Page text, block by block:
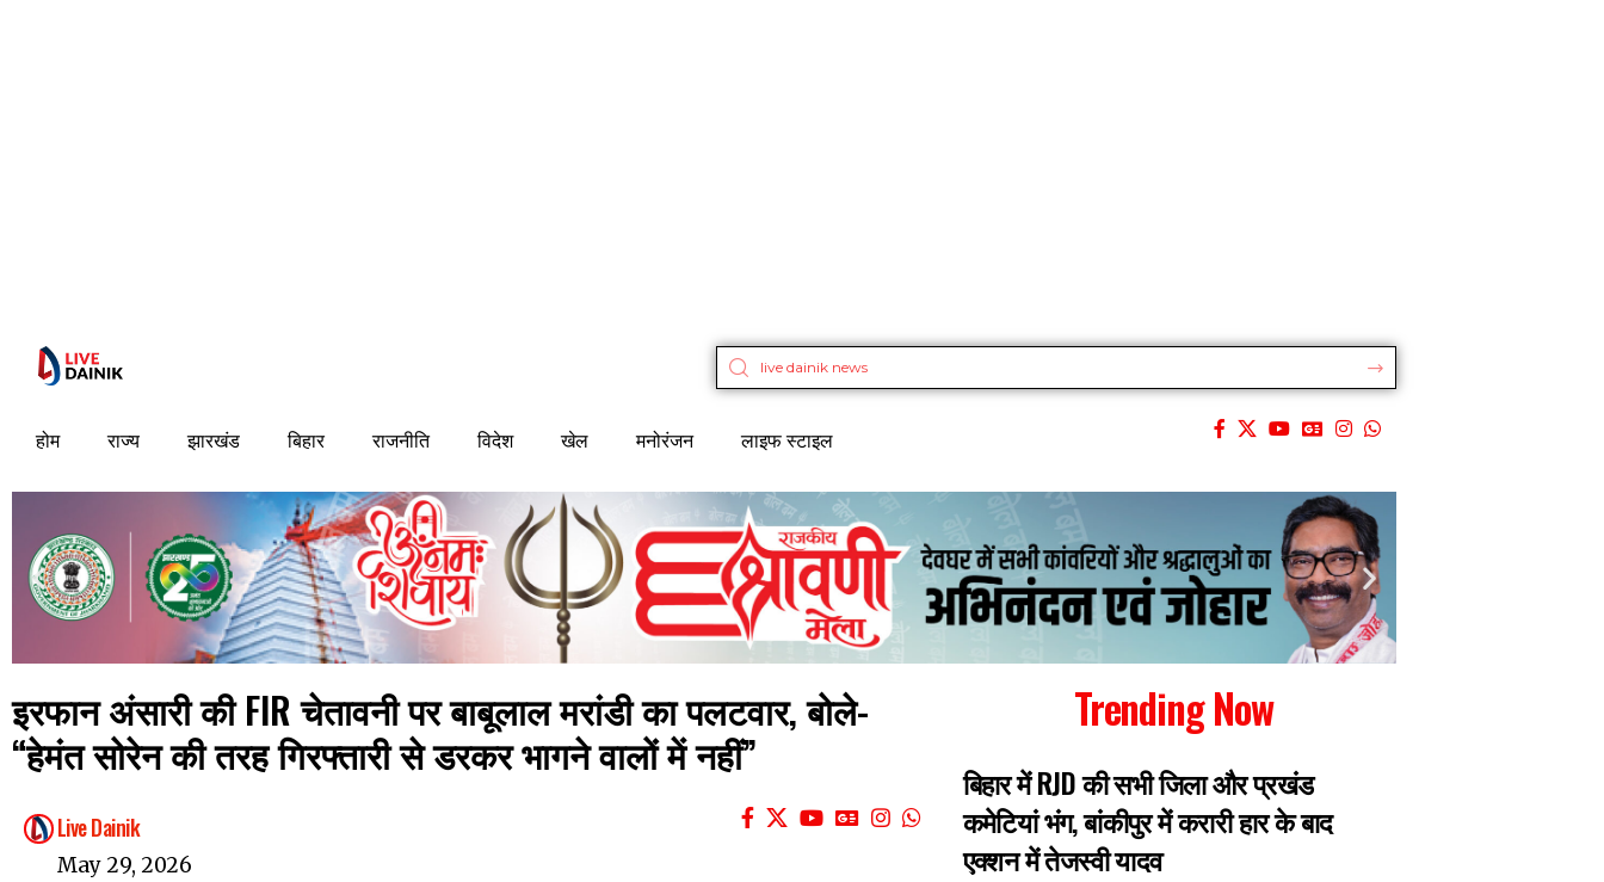
होम राज्य झारखंड बिहार राजनीति विदेश खेल मनोरंजन लाइफ स्टाइल
इरफान अंसारी की FIR चेतावनी पर बाबूलाल मरांडी का पलटवार, बोले-
“हेमंत सोरेन की तरह गिरफ्तारी से डरकर भागने वालों में नहीं”
Live Dainik
May 29, 2026
Trending Now
बिहार में RJD की सभी जिला और प्रखंड
कमेटियां भंग, बांकीपुर में करारी हार के बाद
एक्शन में तेजस्वी यादव